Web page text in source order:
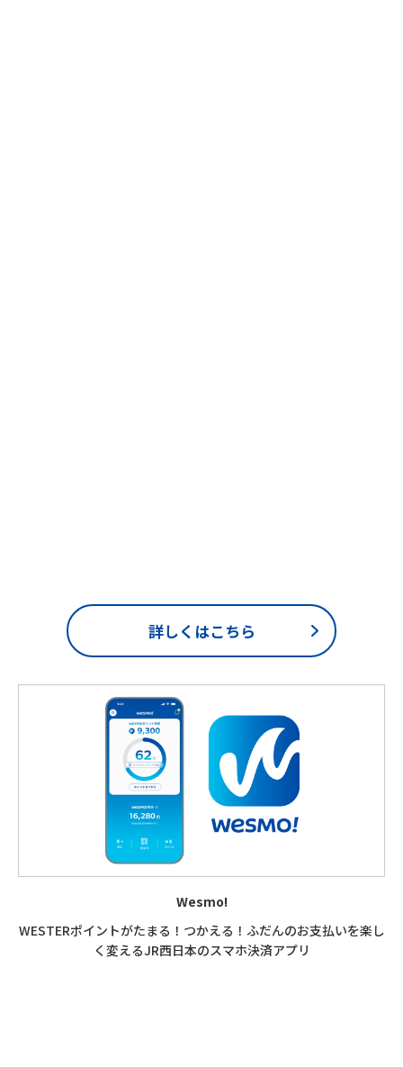
詳しくはこちら
Wesmo!
WESTERポイントがたまる！つかえる！ ふだんのお支払いを楽し
く変えるJR西日本のスマホ決済アプリ